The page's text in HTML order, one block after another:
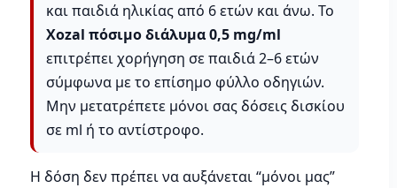
και παιδιά ηλικίας από 6 ετών και άνω. Το
Xozal πόσιμο διάλυμα 0,5 mg/ml
επιτρέπει χορήγηση σε παιδιά 2–6 ετών
σύμφωνα με το επίσημο φύλλο οδηγιών.
Μην μετατρέπετε μόνοι σας δόσεις δισκίου
σε ml ή το αντίστροφο.
Η δόση δεν πρέπει να αυξάνεται “μόνοι μας”